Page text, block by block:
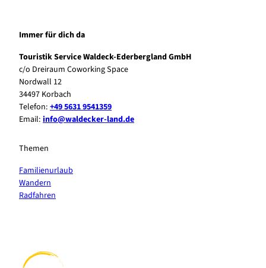
Immer für dich da
Touristik Service Waldeck-Ederbergland GmbH
c/o Dreiraum Coworking Space
Nordwall 12
34497 Korbach
Telefon: +49 5631 9541359
Email: info@waldecker-land.de
Themen
Familienurlaub
Wandern
Radfahren
n
t t